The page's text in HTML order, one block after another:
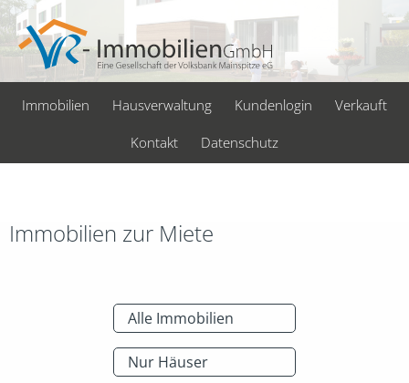
Immobilien Hausverwaltung Kundenlogin Verkauft
Kontakt Datenschutz
Immobilien zur Miete
Alle Immobilien
Nur Häuser